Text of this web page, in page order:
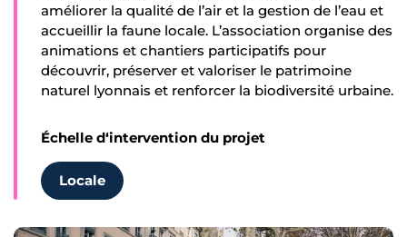
améliorer la qualité de l’air et la gestion de l’eau et
accueillir la faune locale. L’association organise des
animations et chantiers participatifs pour
découvrir, préserver et valoriser le patrimoine
naturel lyonnais et renforcer la biodiversité urbaine.
Échelle d‘intervention du projet
Locale